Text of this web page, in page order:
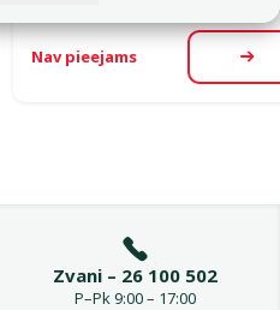
Nav pieejams
Zvani – 26 100 502
P–Pk 9:00 – 17:00